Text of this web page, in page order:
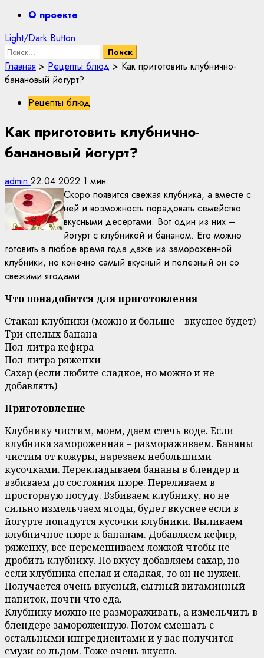
PrimaryО проекте
Light/Dark Button
Найти:
Главная > Рецепты блюд > Как приготовить клубнично-
банановый йогурт?
Рецепты блюд
Как приготовить клубнично-
банановый йогурт?
admin 22.04.2022 1 мин
Скоро появится свежая клубника, а вместе с
ней и возможность порадовать семейство
вкусными десертами. Вот один из них –
йогурт с клубникой и бананом. Его можно
готовить в любое время года даже из замороженной
клубники, но конечно самый вкусный и полезный он со
свежими ягодами.
Что понадобится для приготовления
Стакан клубники (можно и больше – вкуснее будет)
Три спелых банана
Пол-литра кефира
Пол-литра ряженки
Сахар (если любите сладкое, но можно и не
добавлять)
Приготовление
Клубнику чистим, моем, даем стечь воде. Если
клубника замороженная – размораживаем. Бананы
чистим от кожуры, нарезаем небольшими
кусочками. Перекладываем бананы в блендер и
взбиваем до состояния пюре. Переливаем в
просторную посуду. Взбиваем клубнику, но не
сильно измельчаем ягоды, будет вкуснее если в
йогурте попадутся кусочки клубники. Выливаем
клубничное пюре к бананам. Добавляем кефир,
ряженку, все перемешиваем ложкой чтобы не
дробить клубнику. По вкусу добавляем сахар, но
если клубника спелая и сладкая, то он не нужен.
Получается очень вкусный, сытный витаминный
напиток, почти что еда.
Клубнику можно не размораживать, а измельчить в
блендере замороженную. Потом смешать с
остальными ингредиентами и у вас получится
смузи со льдом. Тоже очень вкусно.